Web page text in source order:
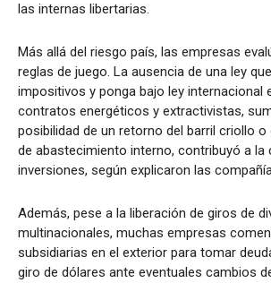
las internas libertarias.
Más allá del riesgo país, las empresas
reglas de juego. La ausencia de una ley
impositivos y ponga bajo ley internacional
contratos energéticos y extractivistas,
posibilidad de un retorno del barril criollo o
de abastecimiento interno, contribuyó a la
inversiones, según explicaron las
Además, pese a la liberación de giros de
multinacionales, muchas empresas
subsidiarias en el exterior para tomar
giro de dólares ante eventuales cambios